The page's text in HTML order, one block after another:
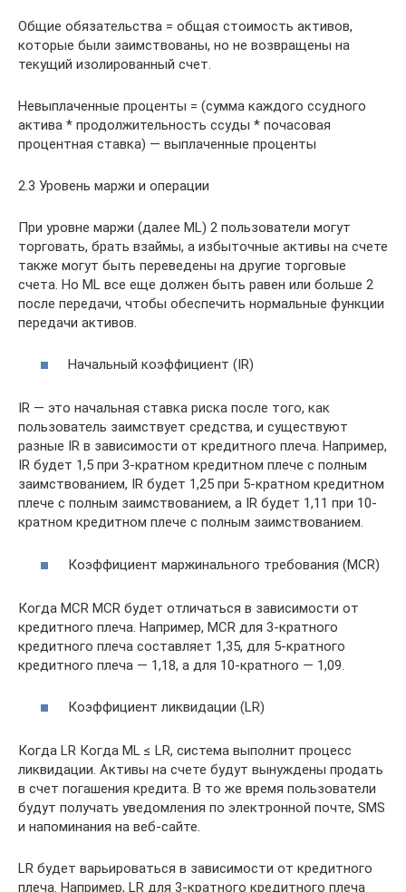
Общие обязательства = общая стоимость активов,
которые были заимствованы, но не возвращены на
текущий изолированный счет.
Невыплаченные проценты = (сумма каждого ссудного
актива * продолжительность ссуды * почасовая
процентная ставка) — выплаченные проценты
2.3 Уровень маржи и операции
При уровне маржи (далее ML) 2 пользователи могут
торговать, брать взаймы, а избыточные активы на счете
также могут быть переведены на другие торговые
счета. Но ML все еще должен быть равен или больше 2
после передачи, чтобы обеспечить нормальные функции
передачи активов.
Начальный коэффициент (IR)
IR — это начальная ставка риска после того, как
пользователь заимствует средства, и существуют
разные IR в зависимости от кредитного плеча. Например,
IR будет 1,5 при 3-кратном кредитном плече с полным
заимствованием, IR будет 1,25 при 5-кратном кредитном
плече с полным заимствованием, а IR будет 1,11 при 10-
кратном кредитном плече с полным заимствованием.
Коэффициент маржинального требования (MCR)
Когда MCR MCR будет отличаться в зависимости от
кредитного плеча. Например, MCR для 3-кратного
кредитного плеча составляет 1,35, для 5-кратного
кредитного плеча — 1,18, а для 10-кратного — 1,09.
Коэффициент ликвидации (LR)
Когда LR Когда ML ≤ LR, система выполнит процесс
ликвидации. Активы на счете будут вынуждены продать
в счет погашения кредита. В то же время пользователи
будут получать уведомления по электронной почте, SMS
и напоминания на веб-сайте.
LR будет варьироваться в зависимости от кредитного
плеча. Например, LR для 3-кратного кредитного плеча